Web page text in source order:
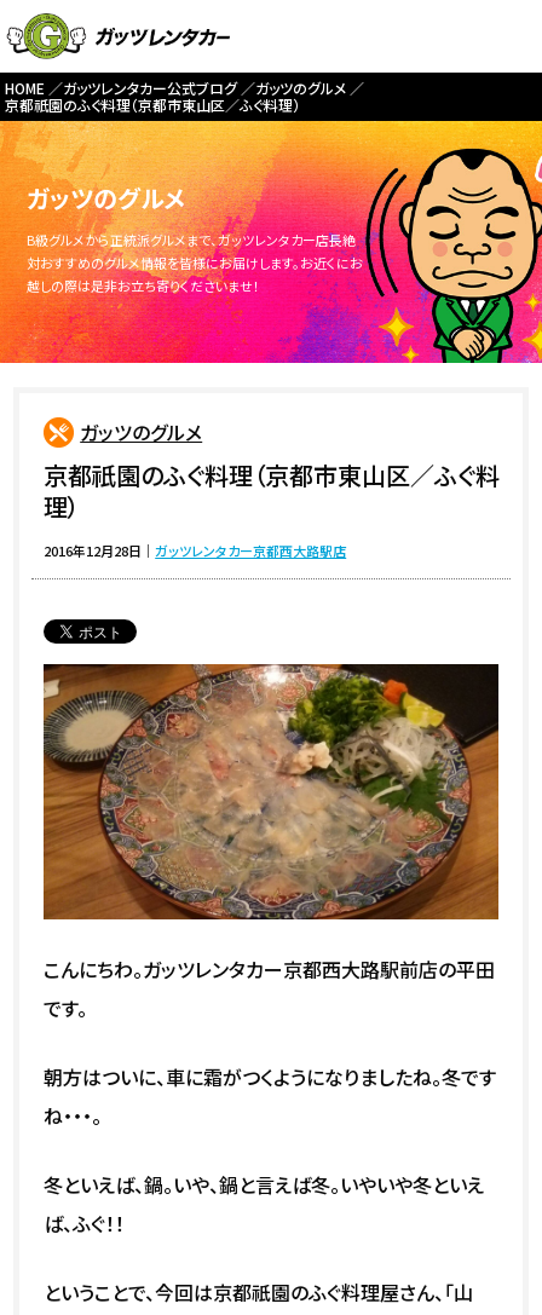
HOME ガッツレンタカー公式ブログ
ガッツのグルメ
京都祇園のふぐ料理（京都市東山区／ふぐ料理）
ガッツのグルメ
B級グルメから正統派グルメまで、ガッツレンタカー店長絶
対おすすめのグルメ情報を皆様にお届けします。お近くにお
越しの際は是非お立ち寄りくださいませ！
ガッツのグルメ
京都祇園のふぐ料理（京都市東山区／ふぐ料
理）
2016年12月28日 ｜ガッツレンタカー京都西大路駅店
こんにちわ。ガッツレンタカー京都西大路駅前店の平田
です。
朝方はついに、車に霜がつくようになりましたね。冬です
ね・・・。
冬といえば、鍋。いや、鍋と言えば冬。いやいや冬といえ
ば、ふぐ！！
ということで、今回は京都祇園のふぐ料理屋さん、「山